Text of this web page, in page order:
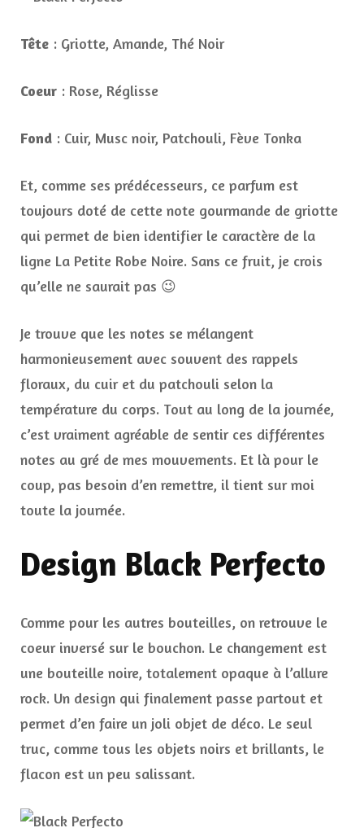
Tête : Griotte, Amande, Thé Noir
Coeur : Rose, Réglisse
Fond : Cuir, Musc noir, Patchouli, Fève Tonka
Et, comme ses prédécesseurs, ce parfum est
toujours doté de cette note gourmande de griotte
qui permet de bien identifier le caractère de la
ligne La Petite Robe Noire. Sans ce fruit, je crois
qu’elle ne saurait pas 😉
Je trouve que les notes se mélangent
harmonieusement avec souvent des rappels
floraux, du cuir et du patchouli selon la
température du corps. Tout au long de la journée,
c’est vraiment agréable de sentir ces différentes
notes au gré de mes mouvements. Et là pour le
coup, pas besoin d’en remettre, il tient sur moi
toute la journée.
Design Black Perfecto
Comme pour les autres bouteilles, on retrouve le
coeur inversé sur le bouchon. Le changement est
une bouteille noire, totalement opaque à l’allure
rock. Un design qui finalement passe partout et
permet d’en faire un joli objet de déco. Le seul
truc, comme tous les objets noirs et brillants, le
flacon est un peu salissant.